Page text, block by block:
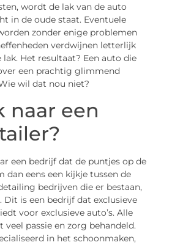
wordt de lak van de auto
in de oude staat. Eventuele
zonder enige problemen
verdwijnen letterlijk
Het resultaat? Een auto die
een prachtig glimmend
wil dat nou niet?
naar een
een bedrijf dat de puntjes op de
dan eens een kijkje tussen de
bedrijven die er bestaan,
Dit is een bedrijf dat exclusieve
voor exclusieve auto’s. Alle
veel passie en zorg behandeld.
in het schoonmaken,